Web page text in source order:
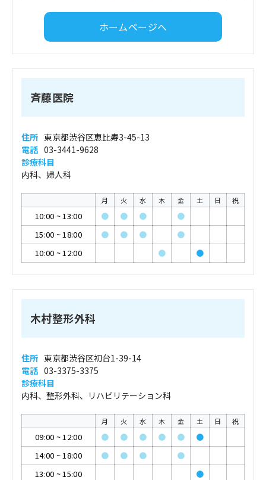
ホームページへ
斉藤医院
住所 東京都渋谷区恵比寿3-45-13
電話 03-3441-9628
診療科目
内科、婦人科
月 火 水 木 金 土 日 祝
10:00 ~13:00 ● ● ●
●
15:00 ~18:00 ● ● ●
●
10:00 ~12:00 ● ●
木村整形外科
住所 東京都渋谷区初台1-39-14
電話 03-3375-3375
診療科目
内科、整形外科、リハビリテーション科
月 火 水 木 金 土 日 祝
09:00 ~12:00 ● ● ● ● ●
●
14:00 ~18:00 ● ● ●
●
13:00 ~15:00 ●